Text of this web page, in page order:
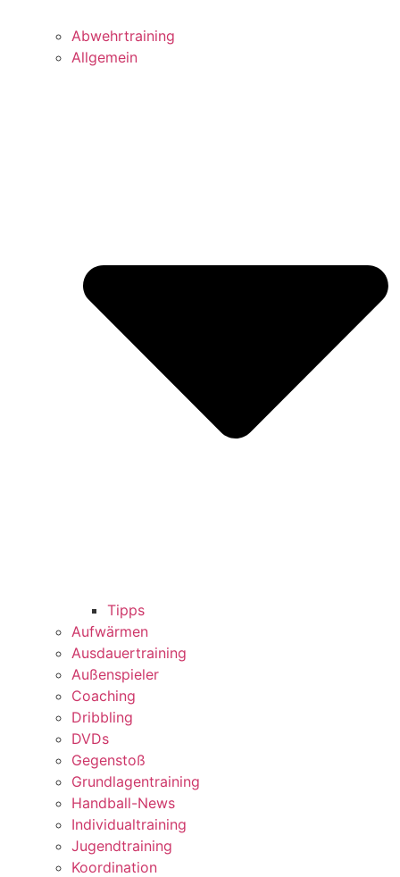
Abwehrtraining
Allgemein
Tipps
Aufwärmen
Ausdauertraining
Außenspieler
Coaching
Dribbling
DVDs
Gegenstoß
Grundlagentraining
Handball-News
Individualtraining
Jugendtraining
Koordination